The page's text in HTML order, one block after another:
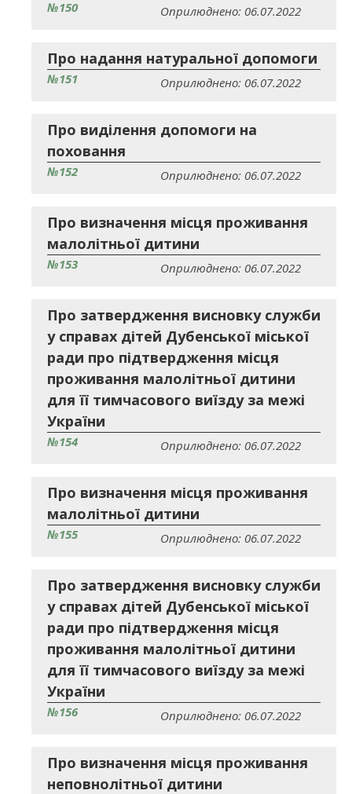
№150 Оприлюднено: 06.07.2022
Про надання натуральної допомоги
№151 Оприлюднено: 06.07.2022
Про виділення допомоги на
поховання
№152 Оприлюднено: 06.07.2022
Про визначення місця проживання
малолітньої дитини
№153 Оприлюднено: 06.07.2022
Про затвердження висновку служби
у справах дітей Дубенської міської
ради про підтвердження місця
проживання малолітньої дитини
для її тимчасового виїзду за межі
України
№154 Оприлюднено: 06.07.2022
Про визначення місця проживання
малолітньої дитини
№155 Оприлюднено: 06.07.2022
Про затвердження висновку служби
у справах дітей Дубенської міської
ради про підтвердження місця
проживання малолітньої дитини
для її тимчасового виїзду за межі
України
№156 Оприлюднено: 06.07.2022
Про визначення місця проживання
неповнолітньої дитини